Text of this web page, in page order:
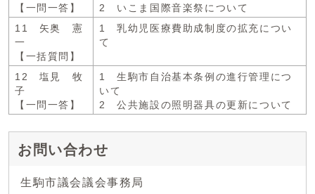
【一問一答】
2 いこま国際音楽祭について
11 矢奥 憲
一
【一括質問】
1 乳幼児医療費助成制度の拡充につい
て
12 塩見 牧
子
【一問一答】
1 生駒市自治基本条例の進行管理につ
いて
2 公共施設の照明器具の更新について
お問い合わせ
生駒市議会議会事務局